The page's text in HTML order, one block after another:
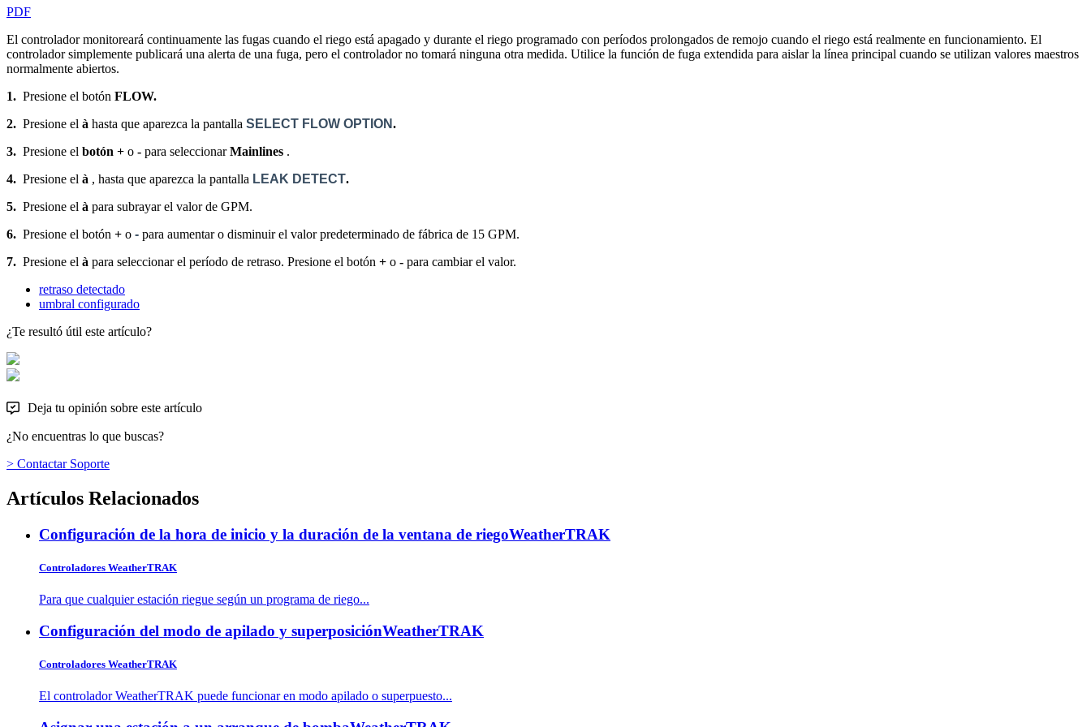
PDF
El controlador monitoreará continuamente las fugas cuando el riego está apagado y durante el riego programado con períodos prolongados de remojo cuando el riego está realmente en funcionamiento. El
controlador simplemente publicará una alerta de una fuga, pero el controlador no tomará ninguna otra medida. Utilice la función de fuga extendida para aislar la línea principal cuando se utilizan valores maestros
normalmente abiertos.
1. Presione el botón FLOW.
2. Presione el à hasta que aparezca la pantalla SELECT FLOW OPTION.
3. Presione el botón + o - para seleccionarMainlines .
4. Presione el à , hasta que aparezca la pantalla LEAK DETECT.
5. Presione el à para subrayar el valor de GPM.
6. Presione el botón + o - para aumentar o disminuir el valor predeterminado de fábrica de 15 GPM.
7. Presione el à para seleccionar el período de retraso. Presione el botón + o - para cambiar el valor.
retraso detectado
umbral configurado
¿Te resultó útil este artículo?
Deja tu opinión sobre este artículo
¿No encuentras lo que buscas?
> Contactar Soporte
Artículos Relacionados
Configuración de la hora de inicio y la duración de la ventana de riegoWeatherTRAK
Controladores WeatherTRAK
Para que cualquier estación riegue según un programa de riego...
Configuración del modo de apilado y superposiciónWeatherTRAK
Controladores WeatherTRAK
El controlador WeatherTRAK puede funcionar en modo apilado o superpuesto...